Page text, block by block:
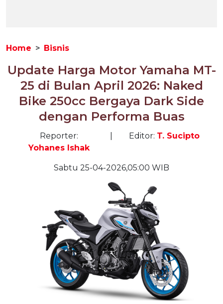
Home Bisnis
Update Harga Motor Yamaha MT-
25 di Bulan April 2026: Naked
Bike 250cc Bergaya Dark Side
dengan Performa Buas
Reporter:
Yohanes Ishak
Editor: T. Sucipto
Sabtu 25-04-2026,05:00 WIB